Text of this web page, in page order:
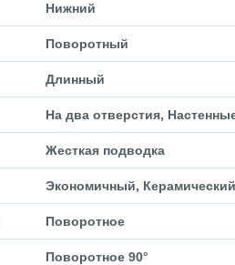
Нижний
Поворотный
Длинный
На два отверстия,
Жесткая подводка
Экономичный,
Поворотное
Поворотное 90°